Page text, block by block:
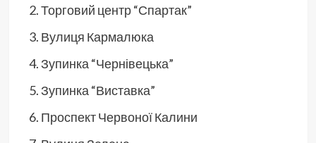
Торговий центр “Спартак”
Вулиця Кармалюка
Зупинка “Чернівецька”
Зупинка “Виставка”
Проспект Червоної Калини